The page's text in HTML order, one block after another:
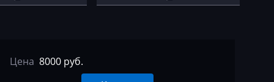
Цена 8000 руб.